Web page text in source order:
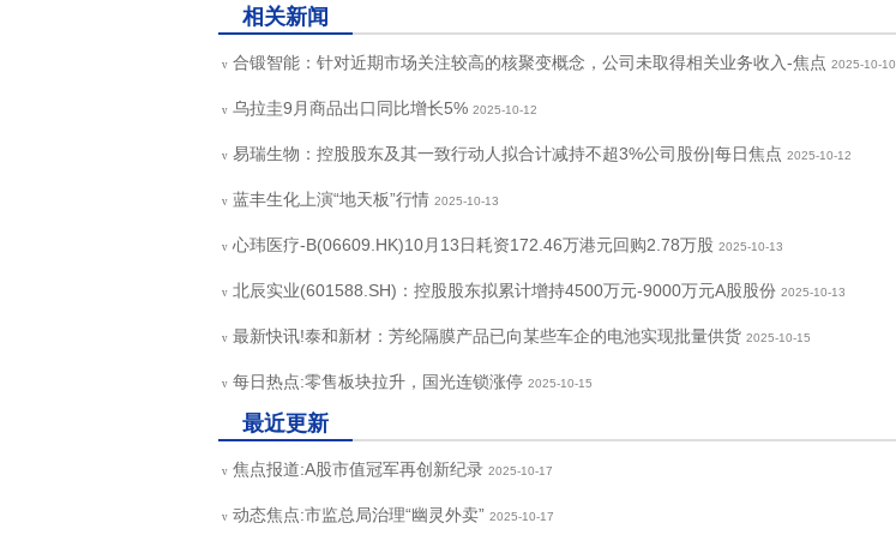
相关新闻
v 合锻智能：针对近期市场关注较高的核聚变概念，公司未取得相关业务收入-焦点 2025-10-10
v 乌拉圭9月商品出口同比增长5% 2025-10-12
v 易瑞生物：控股股东及其一致行动人拟合计减持不超3%公司股份|每日焦点 2025-10-12
v 蓝丰生化上演“地天板”行情 2025-10-13
v 心玮医疗-B(06609.HK)10月13日耗资172.46万港元回购2.78万股 2025-10-13
v 北辰实业(601588.SH)：控股股东拟累计增持4500万元-9000万元A股股份 2025-10-13
v 最新快讯!泰和新材：芳纶隔膜产品已向某些车企的电池实现批量供货 2025-10-15
v 每日热点:零售板块拉升，国光连锁涨停 2025-10-15
最近更新
v 焦点报道:A股市值冠军再创新纪录 2025-10-17
v 动态焦点:市监总局治理“幽灵外卖” 2025-10-17